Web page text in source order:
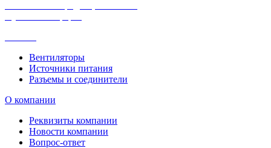
Вентиляторы
Источники питания
Разъемы и соединители
О компании
Реквизиты компании
Новости компании
Вопрос-ответ